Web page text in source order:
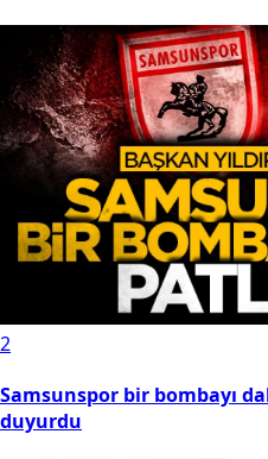
2
Samsunspor bir bombayı
duyurdu